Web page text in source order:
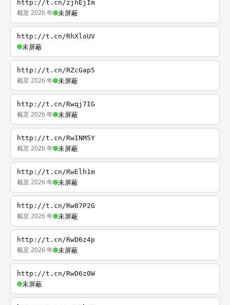
http://t.cn/zjhEjIm
截至 2026 年 未屏蔽
http://t.cn/RhXloUV
未屏蔽
http://t.cn/RZcGap5
截至 2026 年 未屏蔽
http://t.cn/Rwqj7IG
截至 2026 年 未屏蔽
http://t.cn/RwINM5Y
截至 2026 年 未屏蔽
http://t.cn/RwElh1m
截至 2026 年 未屏蔽
http://t.cn/Rw87P2G
截至 2026 年 未屏蔽
http://t.cn/RwD6z4p
截至 2026 年 未屏蔽
http://t.cn/RwD6z0W
未屏蔽